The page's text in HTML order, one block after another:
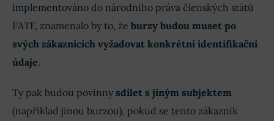
implementováno do národního práva členských států
FATF, znamenalo by to, že burzy budou muset po
svých zákaznících vyžadovat konkrétní identifikační
údaje.
Ty pak budou povinny sdílet s jiným subjektem
(například jinou burzou), pokud se tento zákazník